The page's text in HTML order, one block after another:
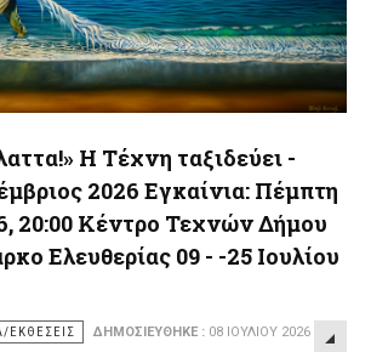
Η Τέχνη ταξιδεύει -
2026 Εγκαίνια: Πέμπτη
20:00 Κέντρο Τεχνών Δήμου
Ελευθερίας 09 - -25 Ιουλίου
ΕΚΘΈΣΕΙΣ ΔΗΜΟΣΙΕΎΘΗΚΕ : 08 ΙΟΥΛΊΟΥ 2026